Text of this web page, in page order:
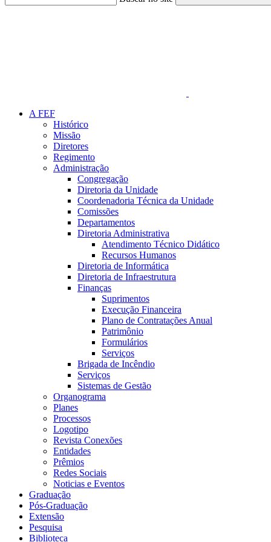
A FEF
Histórico
Missão
Diretores
Regimento
Administração
Congregação
Diretoria da Unidade
Coordenadoria Técnica da Unidade
Comissões
Departamentos
Diretoria Administrativa
Atendimento Técnico Didático
Recursos Humanos
Diretoria de Informática
Diretoria de Infraestrutura
Finanças
Suprimentos
Execução Financeira
Plano de Contratações Anual
Patrimônio
Formulários
Serviços
Brigada de Incêndio
Serviços
Sistemas de Gestão
Organograma
Planes
Processos
Logotipo
Revista Conexões
Entidades
Prêmios
Redes Sociais
Noticias e Eventos
Graduação
Pós-Graduação
Extensão
Pesquisa
Biblioteca